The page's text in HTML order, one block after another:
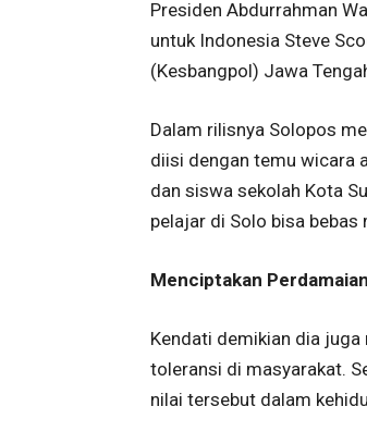
Presiden Abdurrahman
untuk Indonesia Steve
(Kesbangpol) Jawa
Dalam rilisnya Solopos
diisi dengan temu wicara
dan siswa sekolah Kota
pelajar di Solo bisa bebas
Menciptakan
Kendati demikian dia
toleransi di masyarakat.
nilai tersebut dalam